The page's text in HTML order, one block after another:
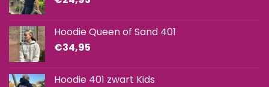
Hoodie Queen of Sand 401
€34,95
Hoodie 401 zwart Kids